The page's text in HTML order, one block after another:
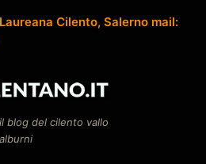
Cilento, Salerno mail:
blog del cilento vallo